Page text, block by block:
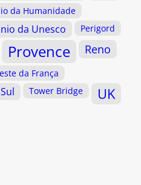
da Humanidade
da Unesco
Perigord
Provence Reno
da França
Tower Bridge UK